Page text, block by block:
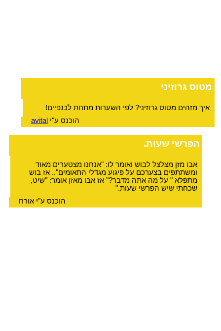
מטוס גרוזיני
איך מזהים מטוס גרוזיני? לפי השערות מתחת לכנפיים!
הוכנס ע"י avital
הפרשי שעות.
אבו מזן מצלצל לבוש ואומר לו: "אנחנו מצטערים מאוד
ומשתתפים בצערכם על פיגוע מגדלי התאומים".. אז בוש
מתפלא " על מה אתה מדבר?" אז אבו מאזן אומר: "שיט,
שכחתי שיש הפרשי שעות."
הוכנס ע"י אורח